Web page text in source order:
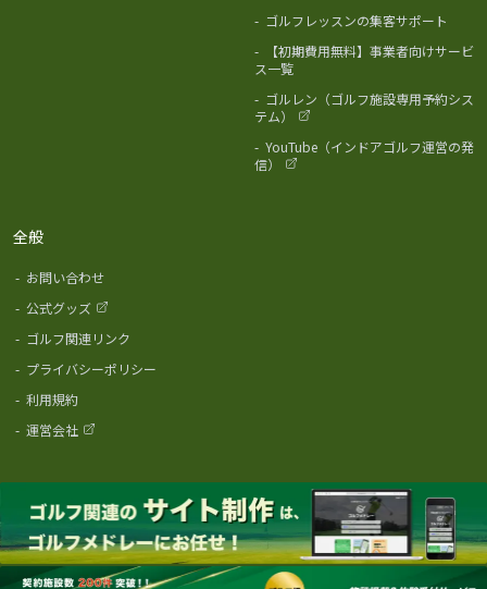
- ゴルフレッスンの集客サポート
-
【初期費用無料】事業者向けサービ
ス一覧
- ゴルレン（ゴルフ施設専用予約シス
テム）
- YouTube（インドアゴルフ運営の発
信）
全般
- お問い合わせ
- 公式グッズ
- ゴルフ関連リンク
- プライバシーポリシー
- 利用規約
- 運営会社